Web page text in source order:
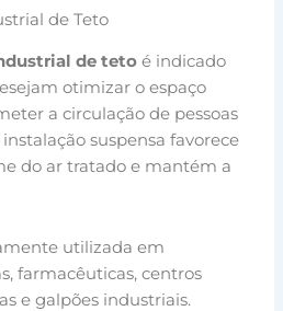
de Teto
de teto é indicado
otimizar o espaço
a circulação de pessoas
suspensa favorece
do ar tratado e mantém a
utilizada em
farmacêuticas, centros
e galpões industriais.